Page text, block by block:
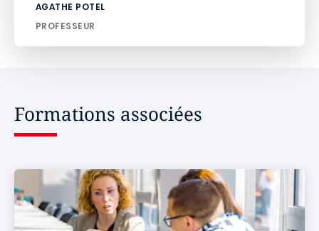
AGATHE POTEL
PROFESSEUR
Formations associées